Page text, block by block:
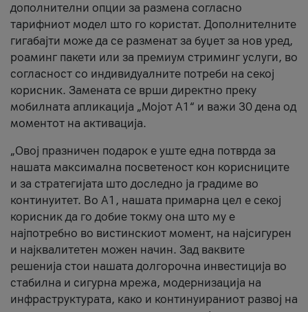
дополнителни опции за размена согласно
тарифниот модел што го користат. Дополнителните
гигабајти може да се разменат за буџет за нов уред,
роаминг пакети или за премиум стриминг услуги, во
согласност со индивидуалните потреби на секој
корисник. Замената се врши директно преку
мобилната апликација „Мојот А1“ и важи 30 дена од
моментот на активација.
„Овој празничен подарок е уште една потврда за
нашата максимална посветеност кон корисниците
и за стратегијата што доследно ја градиме во
континуитет. Во А1, нашата примарна цел е секој
корисник да го добие токму она што му е
најпотребно во вистинскиот момент, на најсигурен
и најквалитетен можен начин. Зад ваквите
решенија стои нашата долгорочна инвестиција во
стабилна и сигурна мрежа, модернизација на
инфраструктурата, како и континуираниот развој на